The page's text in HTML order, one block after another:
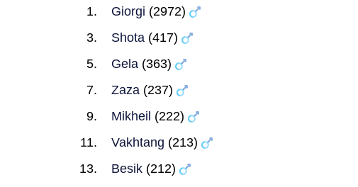
Giorgi (2972)
Shota (417)
Gela (363)
Zaza (237)
Mikheil (222)
Vakhtang (213)
Besik (212)